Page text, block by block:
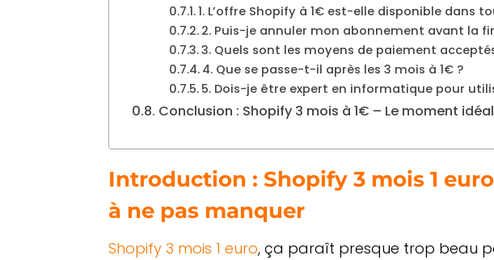
1. L’offre Shopify à 1€ est-elle disponible dans
2. Puis-je annuler mon abonnement avant la
3. Quels sont les moyens de paiement
4. Que se passe-t-il après les 3 mois à 1€ ?
5. Dois-je être expert en informatique pour
Conclusion : Shopify 3 mois à 1€ – Le moment
Introduction : Shopify 3 mois 1
à ne pas manquer
Shopify 3 mois 1 euro, ça paraît presque trop beau